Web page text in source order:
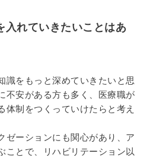
入れていきたいことはあ
識をもっと深めていきたいと思
不安がある方も多く、医療職が
体制をつくっていけたらと考え
ゼーションにも関心があり、ア
ことで、リハビリテーション以